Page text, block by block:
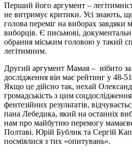
Перший його аргумент –
не витримує критики. Усі знають,
голова переміг на виборах завдяки
виборців. Є письмові,
обрання міським головою у такий
легітимним.
Другий аргумент Мамая – нібито за
дослідження він має рейтинг у 48-
Якщо це дійсно так, нехай
громадськість з цим
фентезійних результатів,
пана Лебедика, який на останніх
нам про майбутню перемогу
Полтаві. Юрій Бублик та Сергій
посміялися з тих «опитувань».